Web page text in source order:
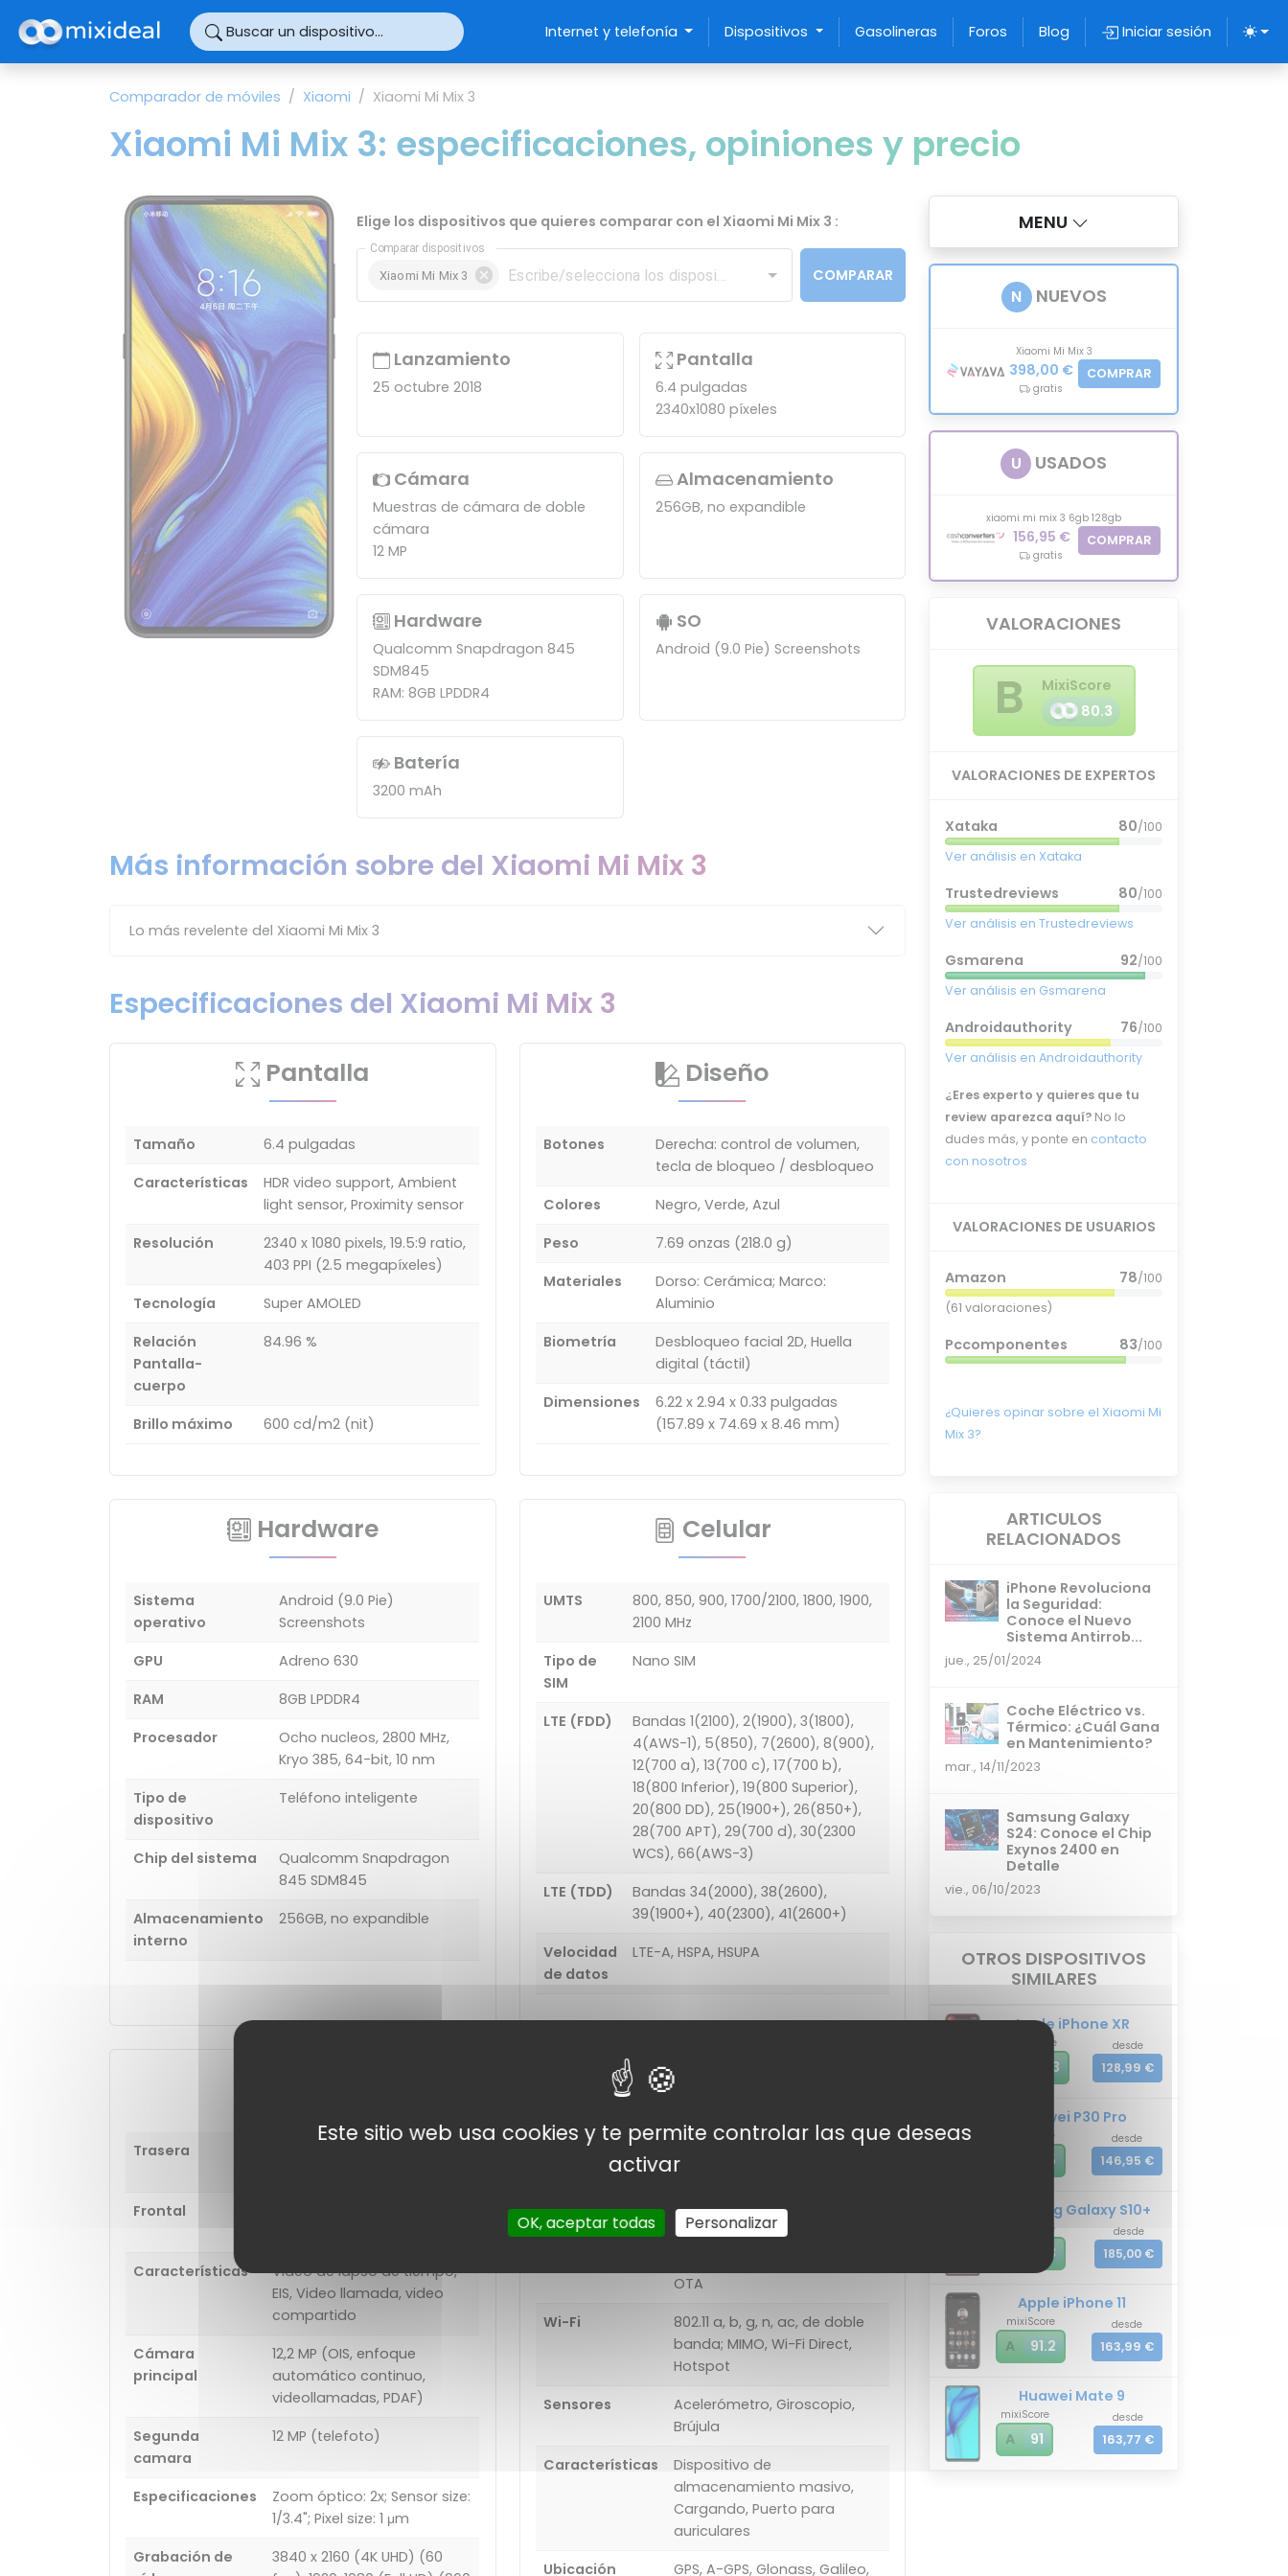
Buscar un dispositivo... Internet y telefonía Dispositivos Gasolineras Foros Blog Iniciar sesión
Comparador de móviles Xiaomi Xiaomi Mi Mix 3
Xiaomi Mi Mix 3: especificaciones, opiniones y precio
Elige los dispositivos que quieres comparar con el Xiaomi Mi Mix 3 :
Comparar dispositivos
Xiaomi Mi Mix 3 COMPARAR
Lanzamiento
25 octubre 2018
Pantalla
6.4 pulgadas
2340x1080 píxeles
Cámara
Muestras de cámara de doble
cámara
12 MP
Almacenamiento
256GB, no expandible
Hardware
Qualcomm Snapdragon 845
SDM845
RAM: 8GB LPDDR4
SO
Android (9.0 Pie) Screenshots
Batería
3200 mAh
Más información sobre del Xiaomi Mi Mix 3
Lo más revelente del Xiaomi Mi Mix 3
Especificaciones del Xiaomi Mi Mix 3
Pantalla
Tamaño
6.4 pulgadas
Características
HDR video support, Ambient
light sensor, Proximity sensor
Resolución
2340 x 1080 pixels, 19.5:9 ratio,
403 PPI (2.5 megapíxeles)
Tecnología
Super AMOLED
Relación
Pantalla-
cuerpo
84.96 %
Brillo máximo 600 cd/m2 (nit)
Diseño
Botones
Derecha: control de volumen,
tecla de bloqueo / desbloqueo
Colores
Negro, Verde, Azul
Peso
7.69 onzas (218.0 g)
Materiales
Dorso: Cerámica; Marco:
Aluminio
Biometría
Desbloqueo facial 2D, Huella
digital (táctil)
Dimensiones
6.22 x 2.94 x 0.33 pulgadas
(157.89 x 74.69 x 8.46 mm)
Hardware
Sistema
operativo
Android (9.0 Pie)
Screenshots
GPU
Adreno 630
RAM
8GB LPDDR4
Procesador
Ocho nucleos, 2800 MHz,
Kryo 385, 64-bit, 10 nm
Tipo de
dispositivo
Teléfono inteligente
Chip del sistema
Qualcomm Snapdragon
845 SDM845
Almacenamiento
interno
256GB, no expandible
Celular
UMTS
800, 850, 900, 1700/2100, 1800, 1900,
2100 MHz
Tipo de
SIM
Nano SIM
LTE (FDD)
Bandas 1(2100), 2(1900), 3(1800),
4(AWS-1), 5(850), 7(2600), 8(900),
12(700 a), 13(700 c), 17(700 b),
18(800 Inferior), 19(800 Superior),
20(800 DD), 25(1900+), 26(850+),
28(700 APT), 29(700 d), 30(2300
WCS), 66(AWS-3)
LTE (TDD)
Bandas 34(2000), 38(2600),
39(1900+), 40(2300), 41(2600+)
Velocidad
de datos
LTE-A, HSPA, HSUPA
Trasera
Frontal
Características
Video de lapso de tiempo,
EIS, Video llamada, video
compartido
Cámara
principal
12,2 MP (OIS, enfoque
automático continuo,
videollamadas, PDAF)
Segunda
camara
12 MP (telefoto)
Especificaciones
Zoom óptico: 2x; Sensor size:
1/3.4"; Pixel size: 1 μm
Grabación de
3840 x 2160 (4K UHD) (60
Funciones de
Otros
NFC, VoIP, Anclaje a red,
sincronización de
OTA
Wi-Fi
802.11 a, b, g, n, ac, de doble
banda; MIMO, Wi-Fi Direct,
Hotspot
Sensores
Acelerómetro, Giroscopio,
Brújula
Características
Dispositivo de
almacenamiento masivo,
Cargando, Puerto para
auriculares
Ubicación
GPS, A-GPS, Glonass, Galileo,
MENU
N NUEVOS
Xiaomi Mi Mix 3
398,00 €
gratis
COMPRAR
U USADOS
xiaomi mi mix 3 6gb 128gb
156,95 €
gratis
COMPRAR
VALORACIONES
B
MixiScore
80.3
VALORACIONES DE EXPERTOS
Xataka 80/100
Ver análisis en Xataka
Trustedreviews 80/100
Ver análisis en Trustedreviews
Gsmarena 92/100
Ver análisis en Gsmarena
Androidauthority 76/100
Ver análisis en Androidauthority
¿Eres experto y quieres que tu
review aparezca aquí? No lo
dudes más, y ponte en contacto
con nosotros
VALORACIONES DE USUARIOS
Amazon 78/100
(61 valoraciones)
Pccomponentes 83/100
¿Quieres opinar sobre el Xiaomi Mi
Mix 3?
ARTICULOS
RELACIONADOS
iPhone Revoluciona
la Seguridad:
Conoce el Nuevo
Sistema Antirrob...
jue., 25/01/2024
Coche Eléctrico vs.
Térmico: ¿Cuál Gana
en Mantenimiento?
mar., 14/11/2023
Samsung Galaxy
S24: Conoce el Chip
Exynos 2400 en
Detalle
vie., 06/10/2023
OTROS DISPOSITIVOS
SIMILARES
Apple iPhone XR
mixiScore
93.3
desde
128,99 €
Huawei P30 Pro
mixiScore
91.5
desde
146,95 €
Samsung Galaxy S10+
mixiScore
91.3
desde
185,00 €
Apple iPhone 11
mixiScore
A 91.2
desde
163,99 €
Huawei Mate 9
mixiScore
A 91
desde
163,77 €
Este sitio web usa cookies y te permite controlar las que deseas
activar
OK, aceptar todas Personalizar